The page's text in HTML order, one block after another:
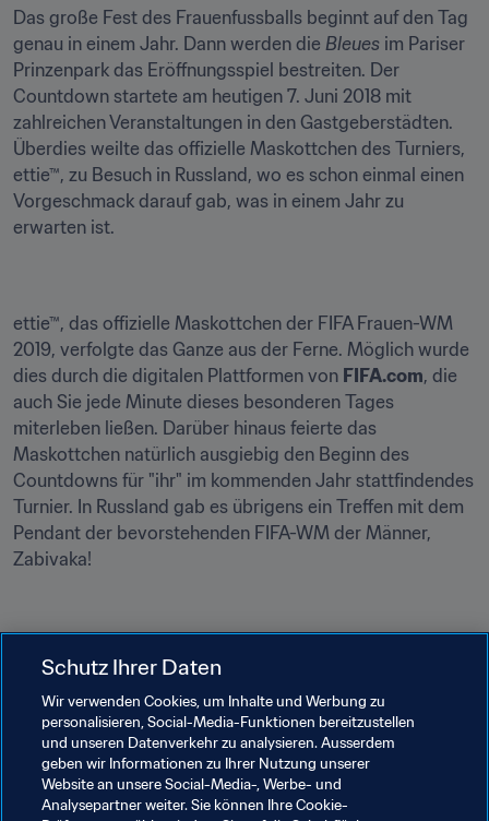
Das große Fest des Frauenfussballs beginnt auf den Tag
genau in einem Jahr. Dann werden die Bleues im Pariser
Prinzenpark das Eröffnungsspiel bestreiten. Der
Countdown startete am heutigen 7. Juni 2018 mit
zahlreichen Veranstaltungen in den Gastgeberstädten.
Überdies weilte das offizielle Maskottchen des Turniers,
ettie™, zu Besuch in Russland, wo es schon einmal einen
Vorgeschmack darauf gab, was in einem Jahr zu
erwarten ist.
ettie™, das offizielle Maskottchen der FIFA Frauen-WM
2019, verfolgte das Ganze aus der Ferne. Möglich wurde
dies durch die digitalen Plattformen von FIFA.com, die
auch Sie jede Minute dieses besonderen Tages
miterleben ließen. Darüber hinaus feierte das
Maskottchen natürlich ausgiebig den Beginn des
Countdowns für "ihr" im kommenden Jahr stattfindendes
Turnier. In Russland gab es übrigens ein Treffen mit dem
Pendant der bevorstehenden FIFA-WM der Männer,
Zabivaka!
Ein weiterer großer Augenblick seines Russlandbesuchs
war für ettie™ die Gelegenheit, vom brasilianischen Ex-
Nationalspieler und FIFA-Legende Gilberto Silva, das
eigene Panini-Sticker-Album überreicht zu bekommen!
Schutz Ihrer Daten
Wir verwenden Cookies, um Inhalte und Werbung zu
personalisieren, Social-Media-Funktionen bereitzustellen
und unseren Datenverkehr zu analysieren. Ausserdem
geben wir Informationen zu Ihrer Nutzung unserer
Website an unsere Social-Media-, Werbe- und
Analysepartner weiter. Sie können Ihre Cookie-